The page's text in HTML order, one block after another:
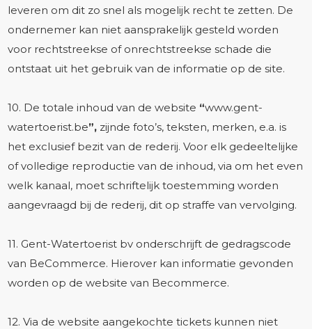
leveren om dit zo snel als mogelijk recht te zetten. De
ondernemer kan niet aansprakelijk gesteld worden
voor rechtstreekse of onrechtstreekse schade die
ontstaat uit het gebruik van de informatie op de site.
10. De totale inhoud van de website “www.gent-
watertoerist.be”, zijnde foto’s, teksten, merken, e.a. is
het exclusief bezit van de rederij. Voor elk gedeeltelijke
of volledige reproductie van de inhoud, via om het even
welk kanaal, moet schriftelijk toestemming worden
aangevraagd bij de rederij, dit op straffe van vervolging.
11. Gent-Watertoerist bv onderschrijft de gedragscode
van BeCommerce. Hierover kan informatie gevonden
worden op de website van Becommerce.
12. Via de website aangekochte tickets kunnen niet